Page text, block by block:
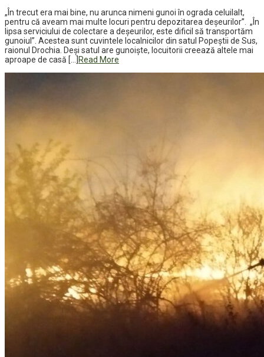
„În trecut era mai bine, nu arunca nimeni gunoi în ograda celuilalt,
pentru că aveam mai multe locuri pentru depozitarea deșeurilor”. „În
lipsa serviciului de colectare a deșeurilor, este dificil să transportăm
gunoiul”. Acestea sunt cuvintele localnicilor din satul Popeștii de Sus,
raionul Drochia. Deși satul are gunoiște, locuitorii creează altele mai
aproape de casă […]
Read More